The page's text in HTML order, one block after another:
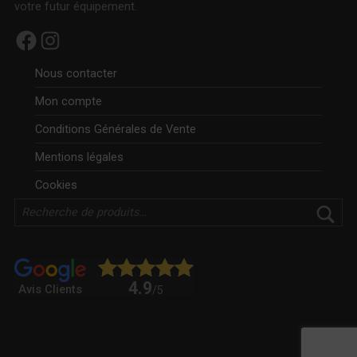
votre futur équipement.
Facebook Instagram
Nous contacter
Mon compte
Conditions Générales de Vente
Mentions légales
Cookies
Avis Clients 4.9/5